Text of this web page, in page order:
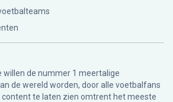
willen de nummer 1 meertalige
de wereld worden, door alle voetbalfans
content te laten zien omtrent het meeste